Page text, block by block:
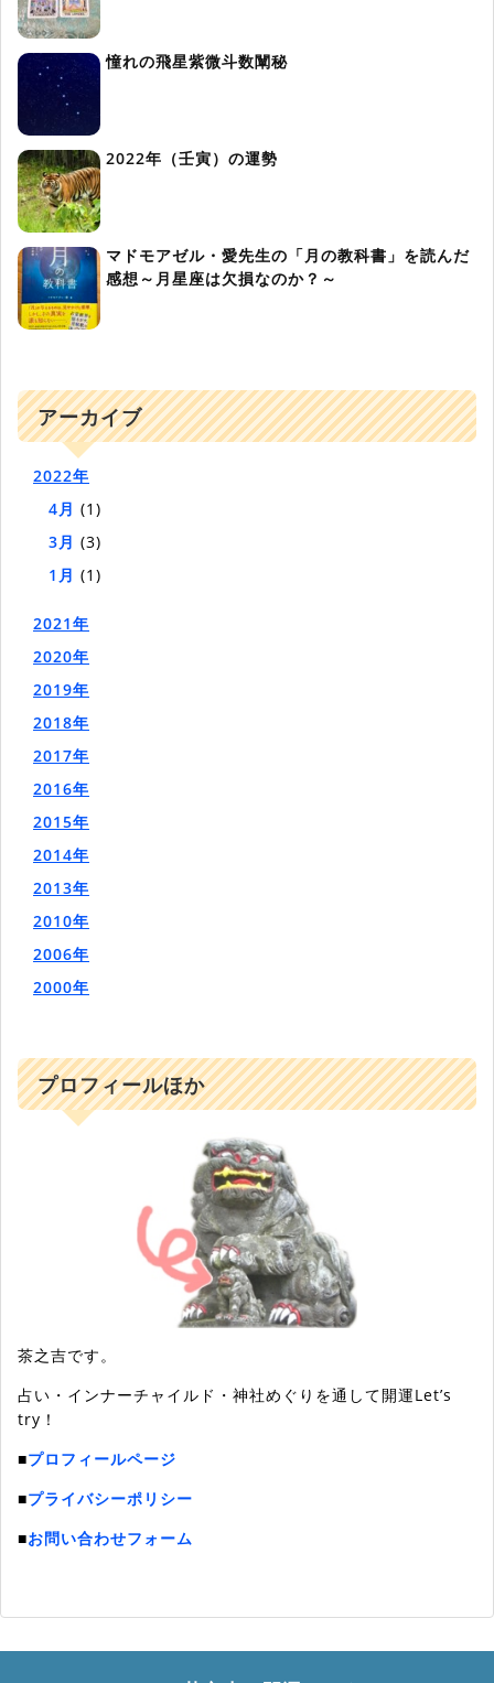
憧れの飛星紫微斗数闡秘
2022年（壬寅）の運勢
マドモアゼル・愛先生の「月の教科書」を読んだ
感想～月星座は欠損なのか？～
アーカイブ
2022年
4月 (1)
3月 (3)
1月 (1)
2021年
2020年
2019年
2018年
2017年
2016年
2015年
2014年
2013年
2010年
2006年
2000年
プロフィールほか
茶之吉です。
占い・インナーチャイルド・神社めぐりを通して開運Let’s
try！
■プロフィールページ
■プライバシーポリシー
■お問い合わせフォーム